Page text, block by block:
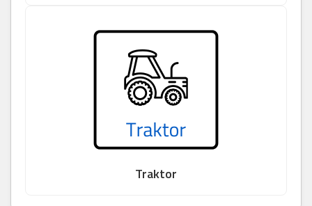
Traktor